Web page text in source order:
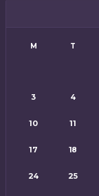
M T
3 4
10 11
17 18
24 25